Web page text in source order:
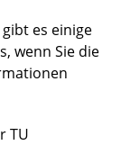
es einige
wenn Sie die
TU